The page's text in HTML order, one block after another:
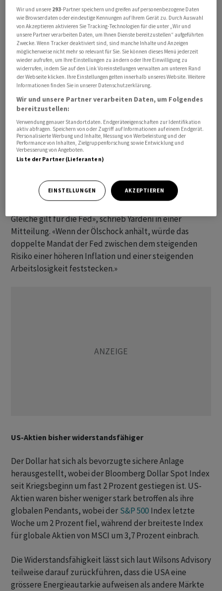
er die Wahrscheinlichkeit eines Meltups, einer Rally, die
eher durch die Begeisterung der Anleger als durch die
zugrunde liegenden Fundamentaldaten angetrieben
wird, von 20 Prozent auf nur noch 5 Prozent.
Diese Verschiebung der Gewichtung erfolgt vor dem
Hintergrund steigenderÖlpreisevon über 100 Dollar
pro Barrel und der Vorbereitung der Anleger auf einen
langwierigen Konflikt im Nahen Osten, der die
Energiekosten noch weiter in die Höhe treiben könnte.
Die Erwartungen hinsichtlich Zinssenkungen durch die
US-Notenbank wurden bereits zurückgeschraubt, da
sich die Anleger mit der Aussicht auf ein langsameres
abgefunden haben. «Die US-Wirtschaft und der
Aktienmarkt befinden sich derzeit in einer Zwickmühle
Gleiche gilt für die Fed», schrieb Yardeni in einer
Mitteilung. «Wenn der Ölschock anhält, würde das
doppelte Mandat der Fed zwischen dem steigenden
Risiko einer höheren Inflation und einer steigenden
Arbeitslosigkeit feststecken.»
US-Aktien bisher widerstandsfähiger
Der Dollar hat sich als bevorzugte sichere Anlage
herausgestellt, wobei der Bloomberg Dollar Spot Index
seit Kriegsbeginn um fast 2 Prozent gestiegen ist. US-
Aktien waren bisher weniger stark betroffen als ihre
globalen Pendants, wobei der S&P 500 Index letzte
Woche um 2 Prozent fiel, während der breiteste Index
für globale Aktien von MSCI um 3,7 Prozent einbrach.
Die Widerstandsfähigkeit lässt sich laut Wilsons Advisory
teilweise darauf zurückführen, dass die USA eine
grössere Energieautarkie aufweisen als andere Märkte
Wir und unsere 293-Partner speichern und greifen auf personenbezogene Daten
wie Browserdaten oder eindeutige Kennungen auf Ihrem Gerät zu. Durch Auswahl
von Akzeptieren aktivieren Sie Tracking-Technologien für die unter „Wir und
unsere Partner verarbeiten Daten, um Ihnen Dienste bereitzustellen“ aufgeführten
Zwecke. Wenn Tracker deaktiviert sind, sind manche Inhalte und Anzeigen
möglicherweise nicht mehr so relevant für Sie. Sie können dieses Menü jederzeit
wieder aufrufen, um Ihre Einstellungen zu ändern oder Ihre Einwilligung zu
widerrufen, indem Sie auf den Link Voreinstellungen verwalten am unteren Rand
der Webseite klicken. Ihre Einstellungen gelten innerhalb unseres Website. Weitere
Informationen finden Sie in unserer Datenschutzerklärung.
Wir und unsere Partner verarbeiten Daten, um Folgendes
bereitzustellen:
Verwendung genauer Standortdaten. Endgeräteeigenschaften zur Identifikation
aktiv abfragen. Speichern von oder Zugriff auf Informationen auf einem Endgerät.
Personalisierte Werbung und Inhalte, Messung von Werbeleistung und der
Performance von Inhalten, Zielgruppenforschung sowie Entwicklung und
Verbesserung von Angeboten.
Liste der Partner (Lieferanten)
EINSTELLUNGEN AKZEPTIEREN